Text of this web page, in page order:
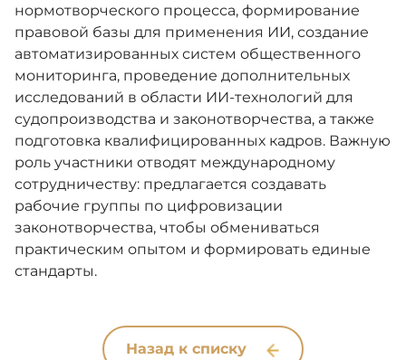
нормотворческого процесса, формирование
правовой базы для применения ИИ, создание
автоматизированных систем общественного
мониторинга, проведение дополнительных
исследований в области ИИ-технологий для
судопроизводства и законотворчества, а также
подготовка квалифицированных кадров. Важную
роль участники отводят международному
сотрудничеству: предлагается создавать
рабочие группы по цифровизации
законотворчества, чтобы обмениваться
практическим опытом и формировать единые
стандарты.
Назад к списку